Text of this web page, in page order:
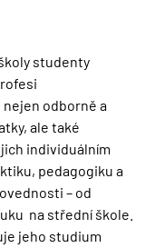
studenty
odborně a
ale také
individuálním
pedagogiku a
– od
na střední škole.
jeho studium